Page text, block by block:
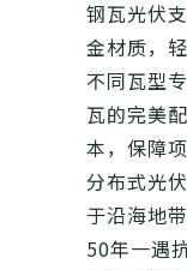
钢瓦光伏
金材质，
不同瓦型
瓦的完美
本，保障
分布式光
于沿海地
50年一遇